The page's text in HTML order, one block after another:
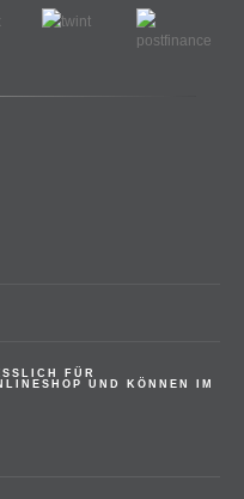
FÜR
UND KÖNNEN IM